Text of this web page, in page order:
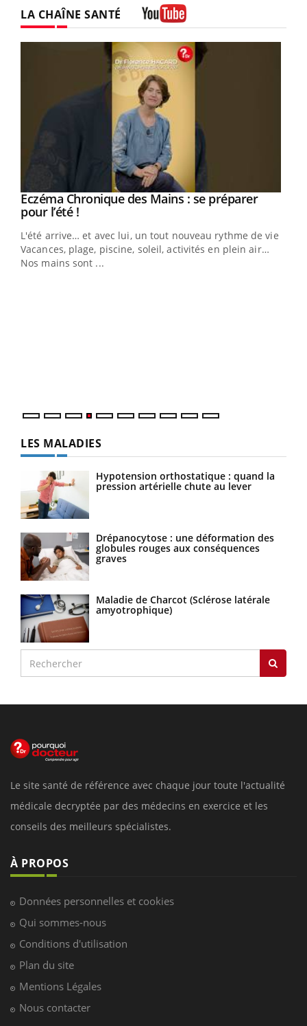
LA CHAÎNE SANTÉ
Youtube
Eczéma Chronique des Mains : se préparer
pour l’été !Youtube
L'été arrive… et avec lui, un tout nouveau rythme de vie !
Vacances, plage, piscine, soleil, activités en plein air…
Nos mains sont ...
LES MALADIES
Hypotension orthostatique : quand la
pression artérielle chute au lever
Drépanocytose : une déformation des
globules rouges aux conséquences
graves
Maladie de Charcot (Sclérose latérale
amyotrophique)
Le site santé de référence avec chaque jour toute l'actualité
médicale decryptée par des médecins en exercice et les
conseils des meilleurs spécialistes.
À PROPOS
Données personnelles et cookies
Qui sommes-nous
Conditions d'utilisation
Plan du site
Mentions Légales
Nous contacter